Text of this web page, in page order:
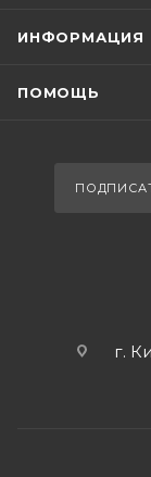
ИНФОРМАЦИЯ
ПОМОЩЬ
г.